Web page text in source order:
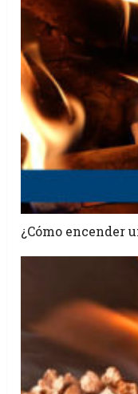
¿Cómo encender